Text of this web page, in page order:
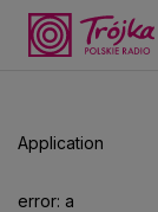
Application
error: a